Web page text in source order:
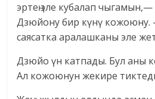
эртең эле кубалап
Дзюйону бир күнү
саясатка аралашканы эле
Дзюйо үн катпады. Бул аны
Ал кожоюнун жекире